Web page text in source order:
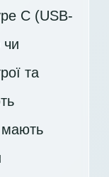
C (USB-
чи
та
мають